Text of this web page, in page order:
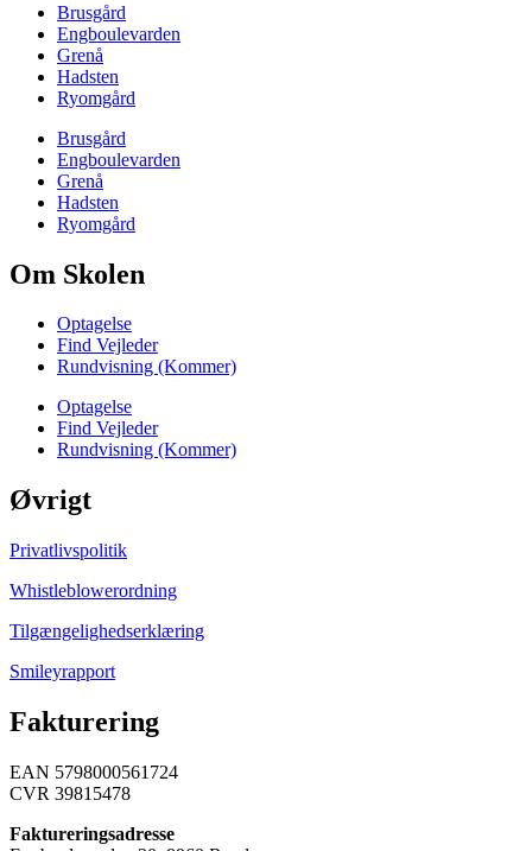
Brusgård
Engboulevarden
Grenå
Hadsten
Ryomgård
Brusgård
Engboulevarden
Grenå
Hadsten
Ryomgård
Om Skolen
Optagelse
Find Vejleder
Rundvisning (Kommer)
Optagelse
Find Vejleder
Rundvisning (Kommer)
Øvrigt
Privatlivspolitik
Whistleblowerordning
Tilgængelighedserklæring
Smileyrapport
Fakturering
EAN 5798000561724
CVR 39815478
Faktureringsadresse